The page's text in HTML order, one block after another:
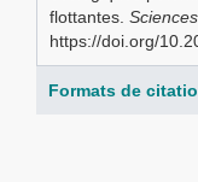
flottantes.
https://doi.org/
Formats de